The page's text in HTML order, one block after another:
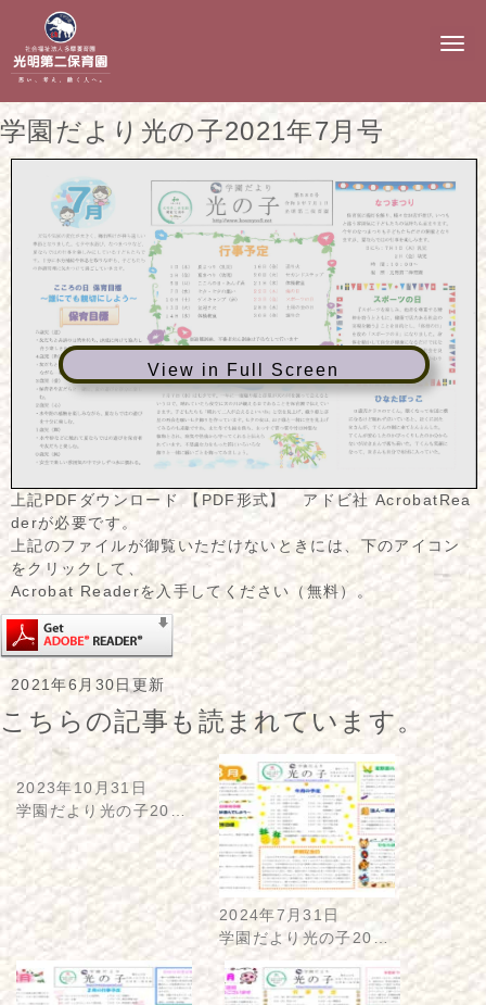
N
g
a
i
o
学園だより光の子2021年7月号
View in Full Screen
上記PDFダウンロード 【PDF形式】 アドビ社 AcrobatRea
derが必要です。
上記のファイルが御覧いただけないときには、下のアイコン
をクリックして、
Acrobat Readerを入手してください（無料）。
2021年6月30日更新
こちらの記事も読まれています。
2023年10月31日
学園だより光の子20…
2024年7月31日
学園だより光の子20…